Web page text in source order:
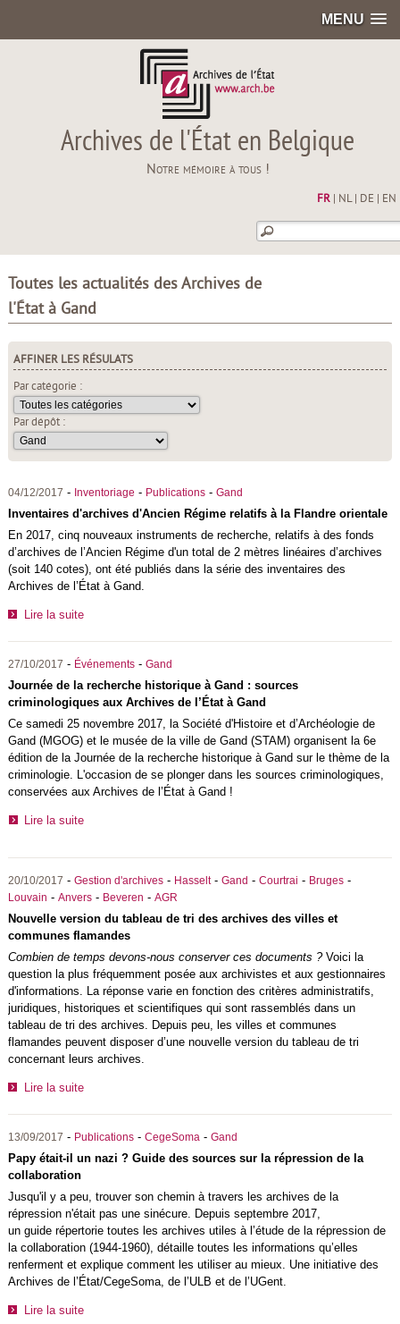
MENU
Archives de l'État en Belgique
Notre mémoire à tous !
FR| NL| DE EN
Toutes les actualités des Archives de
l'État à Gand
AFFINER LES RÉSULATS
Par catégorie :
Par dépôt :
04/12/2017 - Inventoriage - Publications- Gand
Inventaires d'archives d'Ancien Régime relatifs à la Flandre orientale
En 2017, cinq nouveaux instruments de recherche, relatifs à des fonds
d’archives de l’Ancien Régime d'un total de 2 mètres linéaires d’archives
(soit 140 cotes), ont été publiés dans la série des inventaires des
Archives de l’État à Gand.
Lire la suite
27/10/2017 - Événements- Gand
Journée de la recherche historique à Gand : sources
criminologiques aux Archives de l’État à Gand
Ce samedi 25 novembre 2017, la Société d'Histoire et d’Archéologie de
Gand (MGOG) et le musée de la ville de Gand (STAM) organisent la 6e
édition de la Journée de la recherche historique à Gand sur le thème de la
criminologie. L'occasion de se plonger dans les sources criminologiques,
conservées aux Archives de l’État à Gand !
Lire la suite
20/10/2017 - Gestion d'archives- Hasselt- Gand - Courtrai - Bruges-
Louvain - Anvers- Beveren - AGR
Nouvelle version du tableau de tri des archives des villes et
communes flamandes
Combien de temps devons-nous conserver ces documents ?Voici la
question la plus fréquemment posée aux archivistes et aux gestionnaires
d'informations. La réponse varie en fonction des critères administratifs,
juridiques, historiques et scientifiques qui sont rassemblés dans un
tableau de tri des archives. Depuis peu, les villes et communes
flamandes peuvent disposer d’une nouvelle version du tableau de tri
concernant leurs archives.
Lire la suite
13/09/2017 - Publications- CegeSoma- Gand
Papy était-il un nazi ? Guide des sources sur la répression de la
collaboration
Jusqu'il y a peu, trouver son chemin à travers les archives de la
répression n'était pas une sinécure. Depuis septembre 2017,
un guide répertorie toutes les archives utiles à l’étude de la répression de
la collaboration (1944-1960), détaille toutes les informations qu’elles
renferment et explique comment les utiliser au mieux. Une initiative des
Archives de l’État/CegeSoma, de l’ULB et de l’UGent.
Lire la suite